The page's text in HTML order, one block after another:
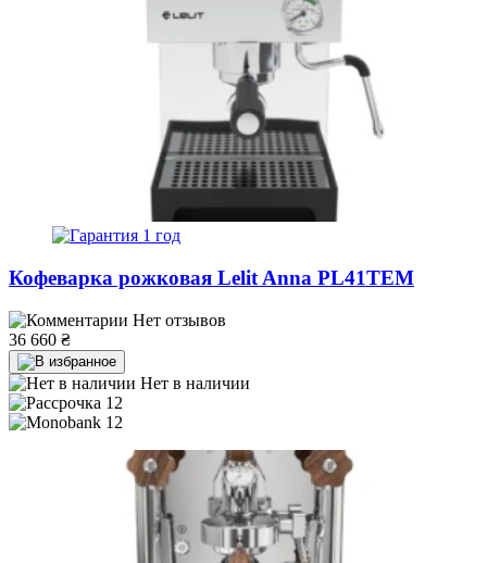
1 год
Кофеварка рожковая Lelit Anna PL41TEM
Нет отзывов
36 660 ₴
Нет в наличии
12
12